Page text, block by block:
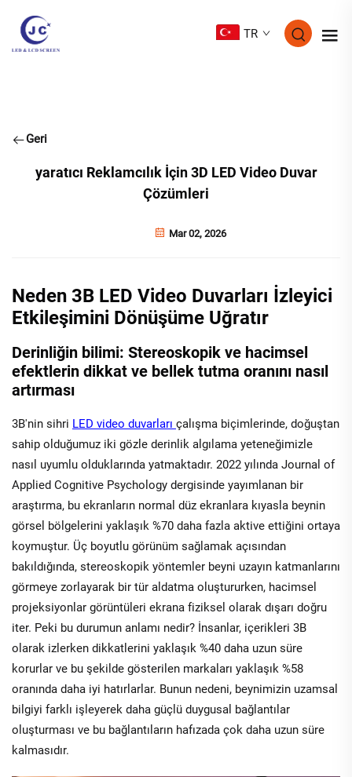
TR
Geri
yaratıcı Reklamcılık İçin 3D LED Video Duvar
Çözümleri
Mar 02, 2026
Neden 3B LED Video Duvarları İzleyici
Etkileşimini Dönüşüme Uğratır
Derinliğin bilimi: Stereoskopik ve hacimsel
efektlerin dikkat ve bellek tutma oranını nasıl
artırması
3B'nin sihri LED video duvarları çalışma biçimlerinde, doğuştan
sahip olduğumuz iki gözle derinlik algılama yeteneğimizle
nasıl uyumlu olduklarında yatmaktadır. 2022 yılında Journal of
Applied Cognitive Psychology dergisinde yayımlanan bir
araştırma, bu ekranların normal düz ekranlara kıyasla beynin
görsel bölgelerini yaklaşık %70 daha fazla aktive ettiğini ortaya
koymuştur. Üç boyutlu görünüm sağlamak açısından
bakıldığında, stereoskopik yöntemler beyni uzayın katmanlarını
görmeye zorlayarak bir tür aldatma oluştururken, hacimsel
projeksiyonlar görüntüleri ekrana fiziksel olarak dışarı doğru
iter. Peki bu durumun anlamı nedir? İnsanlar, içerikleri 3B
olarak izlerken dikkatlerini yaklaşık %40 daha uzun süre
korurlar ve bu şekilde gösterilen markaları yaklaşık %58
oranında daha iyi hatırlarlar. Bunun nedeni, beynimizin uzamsal
bilgiyi farklı işleyerek daha güçlü duygusal bağlantılar
oluşturması ve bu bağlantıların hafızada çok daha uzun süre
kalmasıdır.